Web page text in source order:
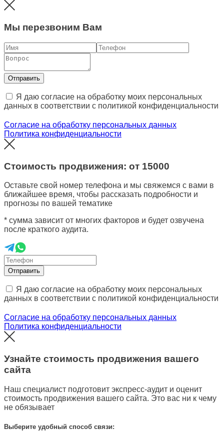
Мы перезвоним Вам
Отправить
Я даю согласие на обработку моих персональных
данных в соответствии с политикой конфиденциальности
Согласие на обработку персональных данных
Политика конфиденциальности
Стоимость продвижения: от 15000
Оставьте свой номер телефона и мы свяжемся с вами в
ближайшее время, чтобы рассказать подробности и
прогнозы по вашей тематике
* сумма зависит от многих факторов и будет озвучена
после краткого аудита.
Отправить
Я даю согласие на обработку моих персональных
данных в соответствии с политикой конфиденциальности
Согласие на обработку персональных данных
Политика конфиденциальности
Узнайте стоимость продвижения вашего
сайта
Наш специалист подготовит экспресс-аудит и оценит
стоимость продвижения вашего сайта. Это вас ни к чему
не обязывает
Выберите удобный способ связи: